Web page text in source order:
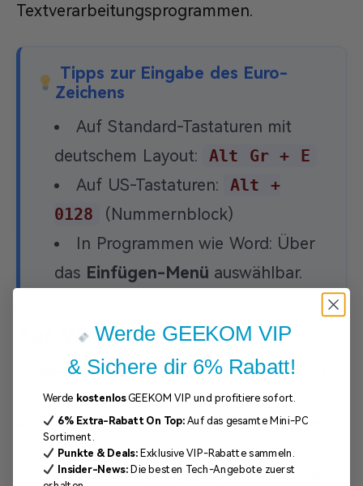
Textverarbeitungsprogrammen.
Tipps zur Eingabe des Euro-
Zeichens
Auf Standard-Tastaturen mit
deutschem Layout:
Alt Gr + E
Auf US-Tastaturen:
Alt +
0128
(Nummernblock)
In Programmen wie Word: Über
das Einfügen-Menü auswählbar.
Auf Windows
Methode 1: Drücken Sie Alt Gr + E
um das Euro Zeichen anzuzeigen.
Methode 2: Wenn diese Kombination
nicht funktioniert, verwenden Sie den
ASCII-Code:Alt + 0128. Aktivieren Sie
Werde GEEKOM VIP
& Sichere dir 6% Rabatt!
Werde kostenlosGEEKOM VIP und profitiere sofort.
6% Extra-Rabatt On Top:Auf das gesamte Mini-PC
Sortiment.
Punkte & Deals:Exklusive VIP-Rabatte sammeln.
Insider-News:Die besten Tech-Angebote zuerst